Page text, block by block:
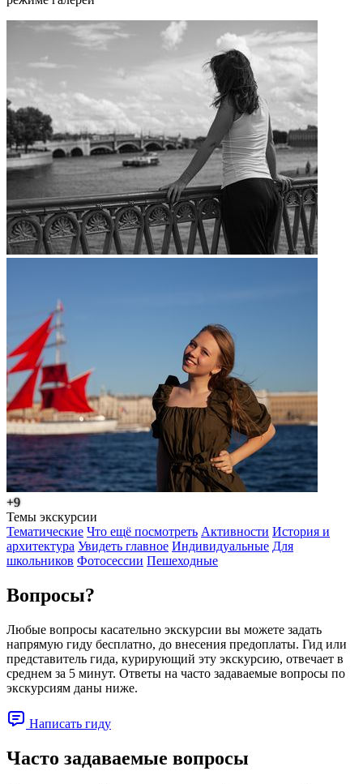
+9
Темы экскурсии
Тематические Что ещё посмотреть Активности История и
архитектура Увидеть главное Индивидуальные Для
школьников Фотосессии Пешеходные
Вопросы?
Любые вопросы касательно экскурсии вы можете задать
напрямую гиду бесплатно, до внесения предоплаты. Гид или
представитель гида, курирующий эту экскурсию, отвечает в
среднем за 5 минут. Ответы на часто задаваемые вопросы по
экскурсиям даны ниже.
Написать гиду
Часто задаваемые вопросы